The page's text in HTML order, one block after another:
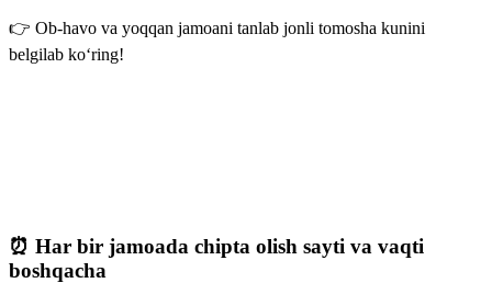
👉 Ob-havo va yoqqan jamoani tanlab jonli tomosha kunini
belgilab ko‘ring!
⏰ Har bir jamoada chipta olish sayti va vaqti
boshqacha